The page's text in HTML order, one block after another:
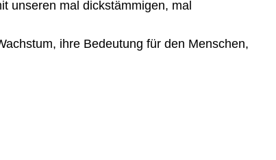
unseren mal dickstämmigen, mal
ihre Bedeutung für den Menschen,